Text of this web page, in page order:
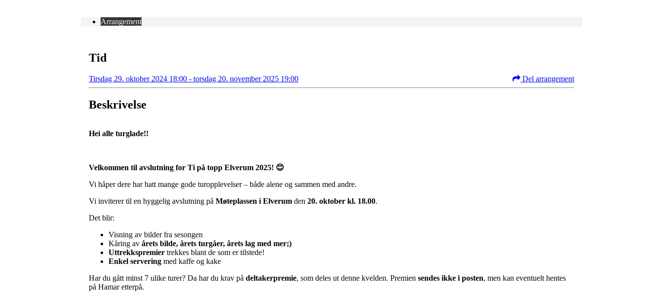
Arrangement
Tid
Tirsdag 29. oktober 2024 18:00 - torsdag 20. november 2025 19:00 Del arrangement
Beskrivelse
Hei alle turglade!!
Velkommen til avslutning for Ti på topp Elverum 2025! 😊
Vi håper dere har hatt mange gode turopplevelser – både alene og sammen med andre.
Vi inviterer til en hyggelig avslutning på Møteplassen i Elverum den 20. oktober kl. 18.00.
Det blir:
Visning av bilder fra sesongen
Kåring av årets bilde, årets turgåer, årets lag med mer;)
Uttrekkspremier trekkes blant de som er tilstede!
Enkel servering med kaffe og kake
Har du gått minst 7 ulike turer? Da har du krav på deltakerpremie, som deles ut denne kvelden. Premien sendes ikke i posten, men kan eventuelt hentes
på Hamar etterpå.